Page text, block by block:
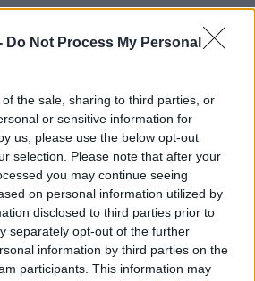
Do Not Process My Personal
the sale, sharing to third parties, or
or sensitive information for
us, please use the below opt-out
selection. Please note that after your
you may continue seeing
on personal information utilized by
disclosed to third parties prior to
separately opt-out of the further
information by third parties on the
participants. This information may
tento produkt?